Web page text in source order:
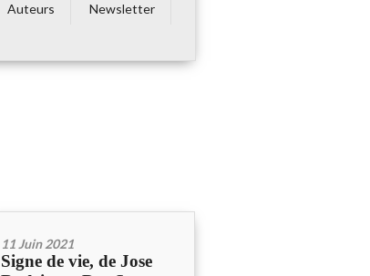
Auteurs
Newsletter
11 Juin 2021
Signe de vie, de Jose